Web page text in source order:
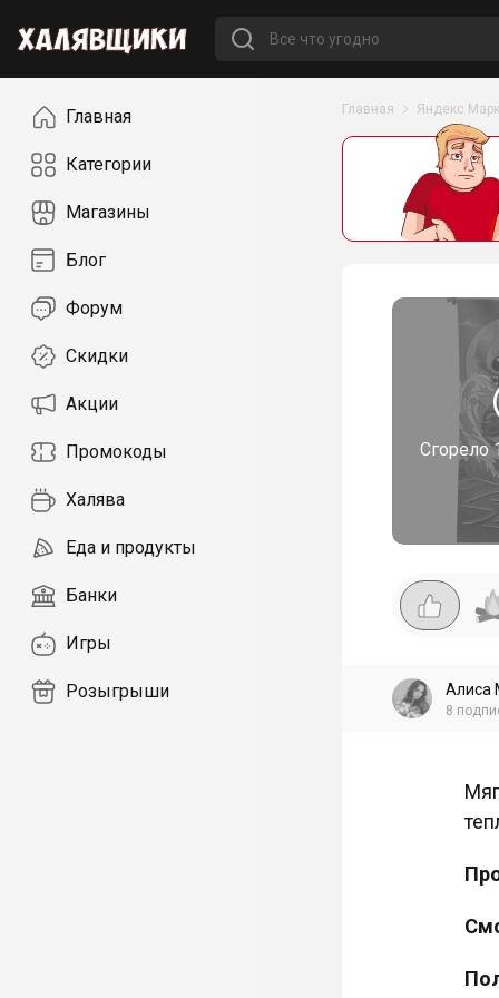
НавигацияГлавная
Категории
Магазины
Блог
Форум
Скидки
Акции
Промокоды
Халява
Еда и продукты
Банки
Игры
Розыгрыши
Главная Яндекс
Сгорело
Алиса
8